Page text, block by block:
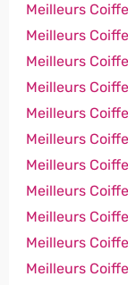
Meilleurs
Meilleurs
Meilleurs
Meilleurs
Meilleurs
Meilleurs
Meilleurs
Meilleurs
Meilleurs
Meilleurs
Meilleurs